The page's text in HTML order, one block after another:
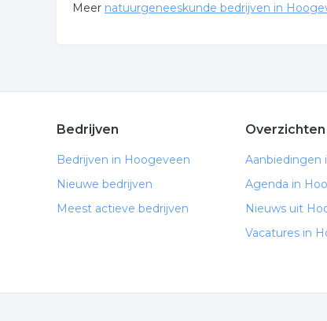
Meer natuurgeneeskunde bedrijven in
Bedrijven
Bedrijven in Hoogeveen
Nieuwe bedrijven
Meest actieve bedrijven
Overzichten
Aanbiedingen
Agenda in
Nieuws uit
Vacatures in